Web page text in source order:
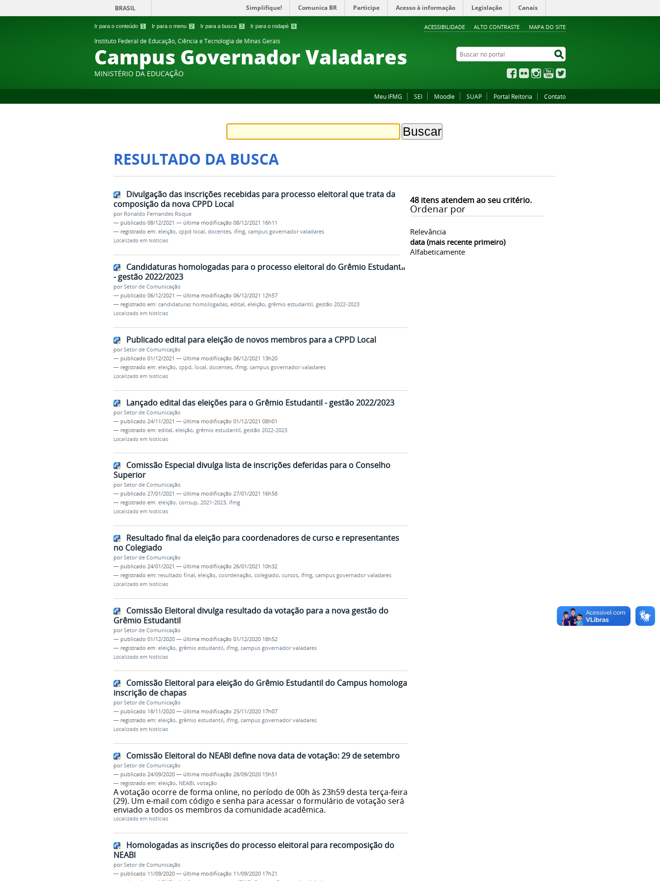
Ir para o conteúdo 1 Ir para o menu 2 Ir para a busca 3 Ir para o rodapé 4 ACESSIBILIDADE ALTO CONTRASTE MAPA DO SITE
BRASIL Simplifique! Comunica BR Participe Acesso à informação Legislação Canais
Instituto Federal de Educação, Ciência e Tecnologia de Minas Gerais
Campus Governador Valadares
MINISTÉRIO DA EDUCAÇÃO
Buscar no portal
Facebook
Flickr InstagramYouTube
Meu IFMG SEI Moodle SUAP Portal Reitoria Contato
RESULTADO DA BUSCA
48itens atendem ao seu critério.
Ordenar por
Relevância
data (mais recente primeiro)
Alfabeticamente
Divulgação das inscrições recebidas para processo eleitoral que trata da
composição da nova CPPD Local
por Ronaldo Fernandes Roque
— publicado 08/12/2021 — última modificação 08/12/2021 16h11
— registrado em: eleição, cppd local, docentes, ifmg, campus governador valadares
Localizado em Notícias
Candidaturas homologadas para o processo eleitoral do Grêmio Estudantil
- gestão 2022/2023
porSetor de Comunicação
— publicado 06/12/2021 — última modificação 06/12/2021 12h57
— registrado em: candidaturas homologadas, edital, eleição, grêmio estudantil, gestão 2022-2023
Localizado em Notícias
Publicado edital para eleição de novos membros para a CPPD Local
porSetor de Comunicação
— publicado 01/12/2021 — última modificação 06/12/2021 13h20
— registrado em: eleição, cppd, local, docentes, ifmg, campus governador valadares
Localizado em Notícias
Lançado edital das eleições para o Grêmio Estudantil - gestão 2022/2023
porSetor de Comunicação
— publicado 24/11/2021 — última modificação 01/12/2021 08h01
— registrado em: edital, eleição, grêmio estudantil, gestão 2022-2023
Localizado em Notícias
Comissão Especial divulga lista de inscrições deferidas para o Conselho
Superior
porSetor de Comunicação
— publicado 27/01/2021 — última modificação 27/01/2021 16h58
— registrado em: eleição, consup, 2021-2023, ifmg
Localizado em Notícias
Resultado final da eleição para coordenadores de curso e representantes
no Colegiado
porSetor de Comunicação
— publicado 24/01/2021 — última modificação 26/01/2021 10h32
— registrado em: resultado final, eleição, coordenação, colegiado, cursos, ifmg, campus governador valadares
Localizado em Notícias
Comissão Eleitoral divulga resultado da votação para a nova gestão do
Grêmio Estudantil
porSetor de Comunicação
— publicado 01/12/2020 — última modificação 01/12/2020 18h52
— registrado em: eleição, grêmio estudantil, ifmg, campus governador valadares
Localizado em Notícias
Comissão Eleitoral para eleição do Grêmio Estudantil do Campus homologa
inscrição de chapas
porSetor de Comunicação
— publicado 18/11/2020 — última modificação 25/11/2020 17h07
— registrado em: eleição, grêmio estudantil, ifmg, campus governador valadares
Localizado em Notícias
Comissão Eleitoral do NEABI define nova data de votação: 29 de setembro
porSetor de Comunicação
— publicado 24/09/2020 — última modificação 28/09/2020 15h51
— registrado em: eleição, NEABI, votação
A votação ocorre de forma online, no período de 00h às 23h59 desta terça-feira
(29). Um e-mail com código e senha para acessar o formulário de votação será
enviado a todos os membros da comunidade acadêmica.
Localizado em Notícias
Homologadas as inscrições do processo eleitoral para recomposição do
NEABI
porSetor de Comunicação
— publicado 11/09/2020 — última modificação 11/09/2020 17h21